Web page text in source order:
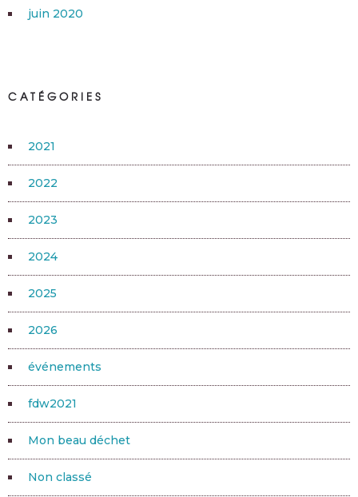
juin 2020
CATÉGORIES
2021
2022
2023
2024
2025
2026
événements
fdw2021
Mon beau déchet
Non classé